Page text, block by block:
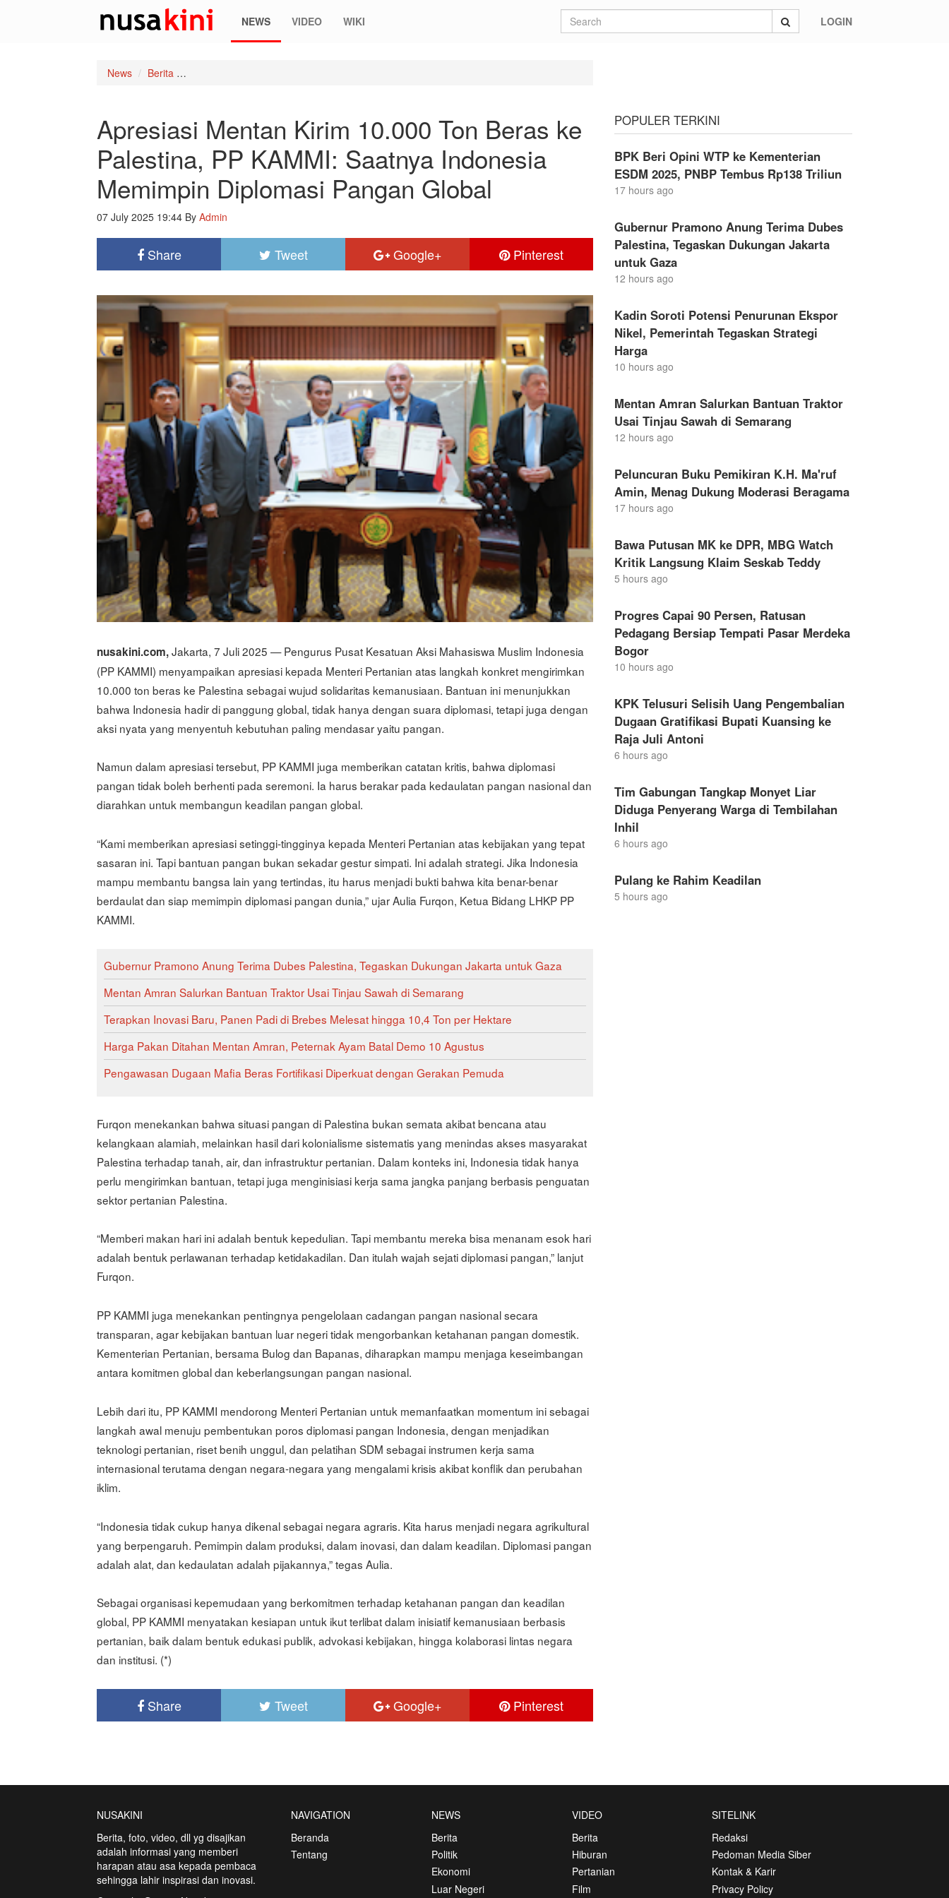
NEWS VIDEO WIKI LOGIN
News Berita
Apresiasi Mentan Kirim 10.000 Ton Beras ke
Palestina, PP KAMMI: Saatnya Indonesia
Memimpin Diplomasi Pangan Global
07 July 2025 19:44 By Admin
Share Tweet Google+ Pinterest
nusakini.com,Jakarta, 7 Juli 2025 — Pengurus Pusat Kesatuan Aksi Mahasiswa Muslim Indonesia
(PP KAMMI) menyampaikan apresiasi kepada Menteri Pertanian atas langkah konkret mengirimkan
10.000 ton beras ke Palestina sebagai wujud solidaritas kemanusiaan. Bantuan ini menunjukkan
bahwa Indonesia hadir di panggung global, tidak hanya dengan suara diplomasi, tetapi juga dengan
aksi nyata yang menyentuh kebutuhan paling mendasar yaitu pangan.
Namun dalam apresiasi tersebut, PP KAMMI juga memberikan catatan kritis, bahwa diplomasi
pangan tidak boleh berhenti pada seremoni. Ia harus berakar pada kedaulatan pangan nasional dan
diarahkan untuk membangun keadilan pangan global.
“Kami memberikan apresiasi setinggi-tingginya kepada Menteri Pertanian atas kebijakan yang tepat
sasaran ini. Tapi bantuan pangan bukan sekadar gestur simpati. Ini adalah strategi. Jika Indonesia
mampu membantu bangsa lain yang tertindas, itu harus menjadi bukti bahwa kita benar-benar
berdaulat dan siap memimpin diplomasi pangan dunia,” ujar Aulia Furqon, Ketua Bidang LHKP PP
KAMMI.
Gubernur Pramono Anung Terima Dubes Palestina, Tegaskan Dukungan Jakarta untuk Gaza
Mentan Amran Salurkan Bantuan Traktor Usai Tinjau Sawah di Semarang
Terapkan Inovasi Baru, Panen Padi di Brebes Melesat hingga 10,4 Ton per Hektare
Harga Pakan Ditahan Mentan Amran, Peternak Ayam Batal Demo 10 Agustus
Pengawasan Dugaan Mafia Beras Fortifikasi Diperkuat dengan Gerakan Pemuda
Furqon menekankan bahwa situasi pangan di Palestina bukan semata akibat bencana atau
kelangkaan alamiah, melainkan hasil dari kolonialisme sistematis yang menindas akses masyarakat
Palestina terhadap tanah, air, dan infrastruktur pertanian. Dalam konteks ini, Indonesia tidak hanya
perlu mengirimkan bantuan, tetapi juga menginisiasi kerja sama jangka panjang berbasis penguatan
sektor pertanian Palestina.
“Memberi makan hari ini adalah bentuk kepedulian. Tapi membantu mereka bisa menanam esok hari
adalah bentuk perlawanan terhadap ketidakadilan. Dan itulah wajah sejati diplomasi pangan,” lanjut
Furqon.
PP KAMMI juga menekankan pentingnya pengelolaan cadangan pangan nasional secara
transparan, agar kebijakan bantuan luar negeri tidak mengorbankan ketahanan pangan domestik.
Kementerian Pertanian, bersama Bulog dan Bapanas, diharapkan mampu menjaga keseimbangan
antara komitmen global dan keberlangsungan pangan nasional.
Lebih dari itu, PP KAMMI mendorong Menteri Pertanian untuk memanfaatkan momentum ini sebagai
langkah awal menuju pembentukan poros diplomasi pangan Indonesia, dengan menjadikan
teknologi pertanian, riset benih unggul, dan pelatihan SDM sebagai instrumen kerja sama
internasional terutama dengan negara-negara yang mengalami krisis akibat konflik dan perubahan
iklim.
“Indonesia tidak cukup hanya dikenal sebagai negara agraris. Kita harus menjadi negara agrikultural
yang berpengaruh. Pemimpin dalam produksi, dalam inovasi, dan dalam keadilan. Diplomasi pangan
adalah alat, dan kedaulatan adalah pijakannya,” tegas Aulia.
Sebagai organisasi kepemudaan yang berkomitmen terhadap ketahanan pangan dan keadilan
global, PP KAMMI menyatakan kesiapan untuk ikut terlibat dalam inisiatif kemanusiaan berbasis
pertanian, baik dalam bentuk edukasi publik, advokasi kebijakan, hingga kolaborasi lintas negara
dan institusi. (*)
Share Tweet Google+ Pinterest
POPULER TERKINI
BPK Beri Opini WTP ke Kementerian
ESDM 2025, PNBP Tembus Rp138 Triliun
17 hours ago
Gubernur Pramono Anung Terima Dubes
Palestina, Tegaskan Dukungan Jakarta
untuk Gaza
12 hours ago
Kadin Soroti Potensi Penurunan Ekspor
Nikel, Pemerintah Tegaskan Strategi
Harga
10 hours ago
Mentan Amran Salurkan Bantuan Traktor
Usai Tinjau Sawah di Semarang
12 hours ago
Peluncuran Buku Pemikiran K.H. Ma'ruf
Amin, Menag Dukung Moderasi Beragama
17 hours ago
Bawa Putusan MK ke DPR, MBG Watch
Kritik Langsung Klaim Seskab Teddy
5 hours ago
Progres Capai 90 Persen, Ratusan
Pedagang Bersiap Tempati Pasar Merdeka
Bogor
10 hours ago
KPK Telusuri Selisih Uang Pengembalian
Dugaan Gratifikasi Bupati Kuansing ke
Raja Juli Antoni
6 hours ago
Tim Gabungan Tangkap Monyet Liar
Diduga Penyerang Warga di Tembilahan
Inhil
6 hours ago
Pulang ke Rahim Keadilan
5 hours ago
NUSAKINI
Berita, foto, video, dll yg disajikan
adalah informasi yang memberi
harapan atau asa kepada pembaca
sehingga lahir inspirasi dan inovasi.
NAVIGATION
Beranda
Tentang
NEWS
Berita
Politik
Ekonomi
Luar Negeri
VIDEO
Berita
Hiburan
Pertanian
Film
SITELINK
Redaksi
Pedoman Media Siber
Kontak & Karir
Privacy Policy